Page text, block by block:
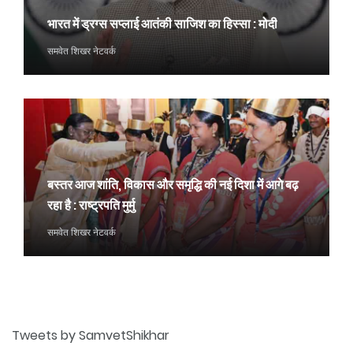
भारत में ड्रग्स सप्लाई आतंकी साजिश का हिस्सा : मोदी
समवेत शिखर नेटवर्क
बस्तर आज शांति, विकास और समृद्धि की नई दिशा में आगे बढ़
रहा है : राष्ट्रपति मुर्मु
समवेत शिखर नेटवर्क
Tweets by SamvetShikhar